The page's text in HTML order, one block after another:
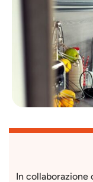
In collaborazione